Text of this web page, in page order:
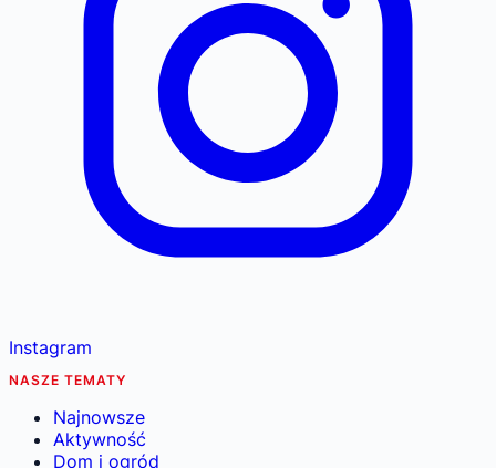
Instagram
NASZE TEMATY
Najnowsze
Aktywność
Dom i ogród